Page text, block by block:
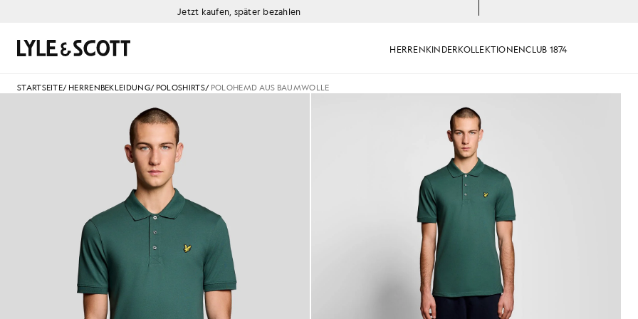
Jetzt kaufen, später bezahlen
HERRENKINDERKOLLEKTIONENCLUB 1874
Suchen
STARTSEITE/ HERRENBEKLEIDUNG/ POLOSHIRTS/ POLOHEMD AUS BAUMWOLLE